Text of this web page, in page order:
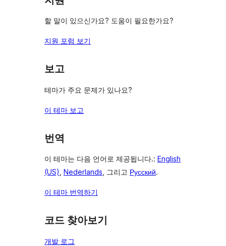
할 말이 있으신가요? 도움이 필요한가요?
지원 포럼 보기
보고
테마가 주요 문제가 있나요?
이 테마 보고
번역
이 테마는 다음 언어로 제공됩니다.: English
(US), Nederlands, 그리고 Русский.
이 테마 번역하기
코드 찾아보기
개발 로그